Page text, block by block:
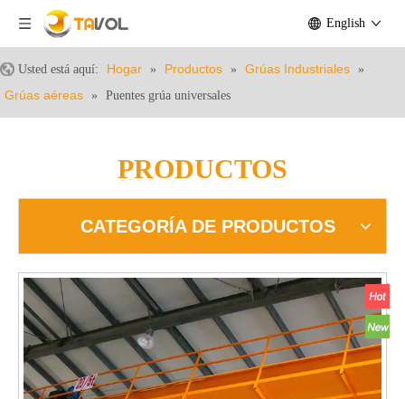
English
Usted está aquí: Hogar » Productos » Grúas Industriales »
Grúas aéreas » Puentes grúa universales
PRODUCTOS
CATEGORÍA DE PRODUCTOS